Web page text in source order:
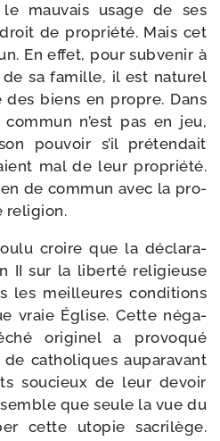
mau­vais usage de ses
de pro­prié­té. Mais cet
En effet, pour sub­ve­nir à
sa famille, il est natu­rel
des biens en propre. Dans
n’est pas en jeu,
pou­voir s’il pré­ten­dait
mal de leur pro­prié­té.
de com­mun avec la pro­
religion.
croire que la décla­ra­
II sur la liber­té reli­gieuse
les meilleures condi­tions
vraie Église. Cette néga­
ori­gi­nel a pro­vo­qué
de catho­liques aupa­ra­vant
sou­cieux de leur devoir
que seule la vue du
cette uto­pie sacri­lège.